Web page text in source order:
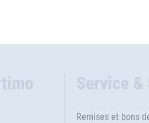
Service
Remises et bons